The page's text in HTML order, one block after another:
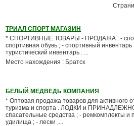
ТРИАЛ СПОРТ МАГАЗИН
* СПОРТИВНЫЕ ТОВАРЫ - ПРОДАЖА : -
спортивная обувь ; - спортивный
туристический инвентарь . ...
Место нахождения : Братск
БЕЛЫЙ МЕДВЕДЬ КОМПАНИЯ
* Оптовая продажа товаров для активного
туризма и спорта . ЛОДКИ и
спасательные средства ; - ремкомплекты
удилища ; - лески ,...